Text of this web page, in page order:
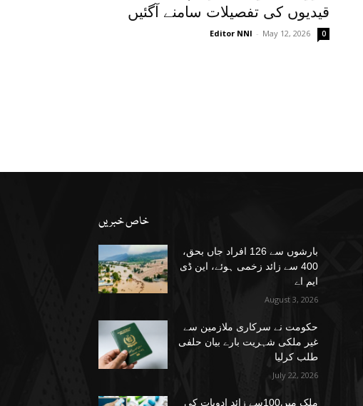
قیدیوں کی تفصیلات سامنے آگئیں
Editor NNI - May 12, 2026 0
خاص خبریں
بارشوں سے 126 افراد جاں بحق،
400 سے زائد زخمی ہوئے، این ڈی
ایم اے
August 3, 2026
حکومت نے سرکاری ملازمین سے
غیر ملکی شہریت بارے بیان حلفی
طلب کرلیا
July 22, 2026
ملک میں100سے زائد ادویات کی